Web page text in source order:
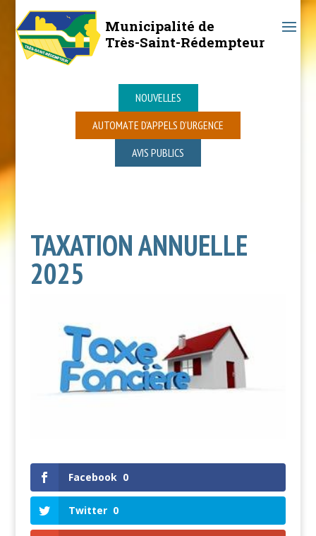
Municipalité de
Très-Saint-Rédempteur
NOUVELLES
AUTOMATE D’APPELS D’URGENCE
AVIS PUBLICS
TAXATION ANNUELLE
2025
Facebook 0
Twitter 0